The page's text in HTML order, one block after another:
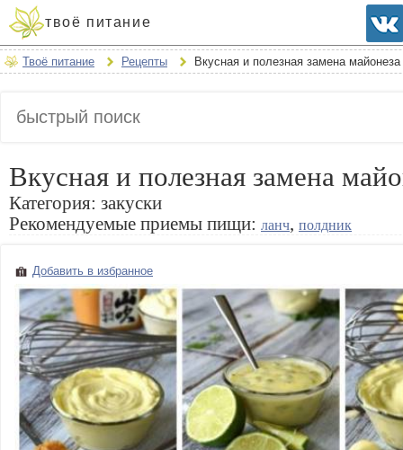
твоё питание
Твоё питание Рецепты Вкусная и полезная замена майонеза
Вкусная и полезная замена
Категория: закуски
Рекомендуемые приемы пищи: ланч, полдник
Добавить в избранное